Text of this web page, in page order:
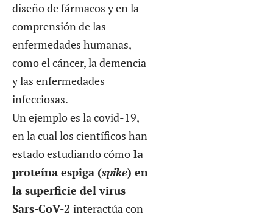
diseño de fármacos y en la
comprensión de las
enfermedades humanas,
como el cáncer, la demencia
y las enfermedades
infecciosas.
Un ejemplo es la covid-19,
en la cual los científicos han
estado estudiando cómo la
proteína espiga (spike) en
la superficie del virus
Sars-CoV-2 interactúa con